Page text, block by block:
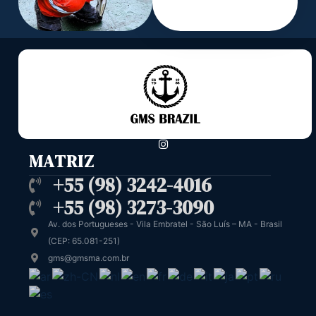
MATRIZ
+55 (98) 3242-4016
+55 (98) 3273-3090
Av. dos Portugueses - Vila Embratel - São Luís – MA - Brasil
(CEP: 65.081-251)
gms@gmsma.com.br